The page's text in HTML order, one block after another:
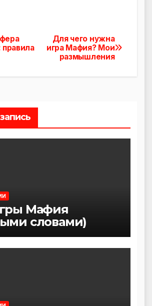
Для чего нужна
игра Мафия? Мои
размышления
правила
Мафия
словами)